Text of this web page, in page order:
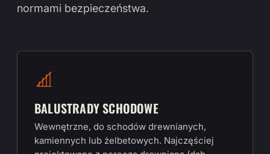
normami bezpieczeństwa.
BALUSTRADY SCHODOWE
Wewnętrzne, do schodów drewnianych,
kamiennych lub żelbetowych. Najczęściej